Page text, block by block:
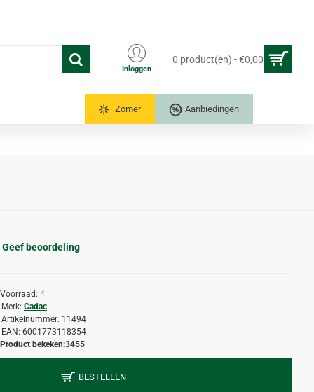
Inloggen
0 product(en) - €0,00
Zomer Aanbiedingen
Geef beoordeling
Voorraad: 4
Merk: Cadac
Artikelnummer: 11494
EAN: 6001773118354
Product bekeken:3455
BESTELLEN